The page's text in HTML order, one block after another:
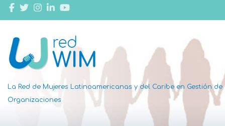
La Red de Mujeres Latinoamericanas y del Caribe en Gestión de
Organizaciones